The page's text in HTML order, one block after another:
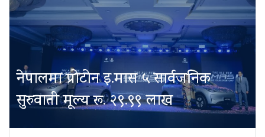
नेपालमा प्रोटोन इ.मास ५ सार्वजनिक
सुरुवाती मूल्य रू. २९.९९ लाख